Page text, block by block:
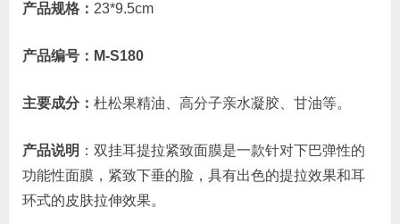
产品规格： 23*9.5cm
产品编号：M-S180
主要成分： 杜松果精油、高分子亲水凝胶、甘油等。
产品说明 ：双挂耳提拉紧致面膜是一款针对下巴弹性的
功能性面膜，紧致下垂的脸，具有出色的提拉效果和耳
环式的皮肤拉伸效果。